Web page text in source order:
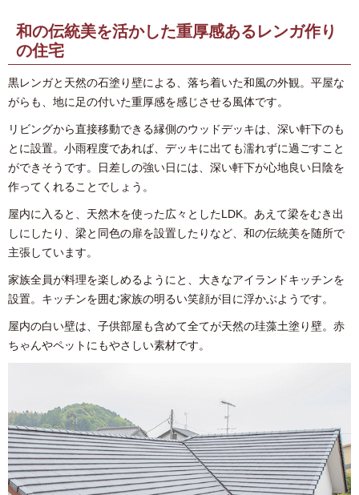
和の伝統美を活かした重厚感あるレンガ作り
の住宅
黒レンガと天然の石塗り壁による、落ち着いた和風の外観。平屋な
がらも、地に足の付いた重厚感を感じさせる風体です。
リビングから直接移動できる縁側のウッドデッキは、深い軒下のも
とに設置。小雨程度であれば、デッキに出ても濡れずに過ごすこと
ができそうです。日差しの強い日には、深い軒下が心地良い日陰を
作ってくれることでしょう。
屋内に入ると、天然木を使った広々としたLDK。あえて梁をむき出
しにしたり、梁と同色の扉を設置したりなど、和の伝統美を随所で
主張しています。
家族全員が料理を楽しめるようにと、大きなアイランドキッチンを
設置。キッチンを囲む家族の明るい笑顔が目に浮かぶようです。
屋内の白い壁は、子供部屋も含めて全てが天然の珪藻土塗り壁。赤
ちゃんやペットにもやさしい素材です。